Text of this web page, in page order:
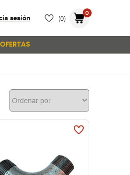
sesión (0)
0
OFERTAS